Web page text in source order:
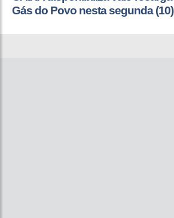
Gás do Povo nesta segunda (10)